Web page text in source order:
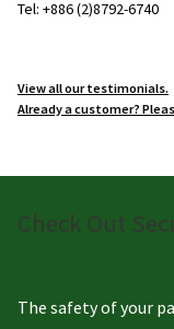
Tel: +886 (2)8792-6740
View all our testimonials.
Already a customer?
Check Out
The safety of your